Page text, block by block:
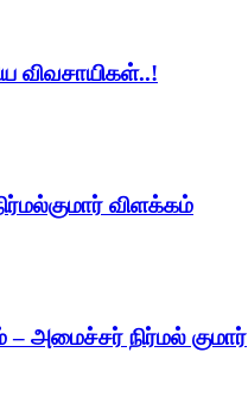
விவசாயிகள்..!
விளக்கம்
– அமைச்சர் நிர்மல் குமார்